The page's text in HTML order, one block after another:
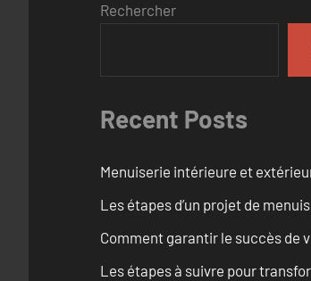
Rechercher
Recent Posts
Menuiserie intérieure et
Les étapes d’un projet de
Comment garantir le succès de
Les étapes à suivre pour